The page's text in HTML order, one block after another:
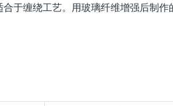
于缠绕工艺。用玻璃纤维增强后制作